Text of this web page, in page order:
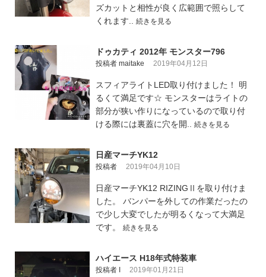
ズカットと相性が良く広範囲で照らして
くれます.. 続きを見る
ドゥカティ 2012年 モンスター796
投稿者 maitake 2019年04月12日
スフィアライトLED取り付けました！ 明
るくて満足です☆ モンスターはライトの
部分が狭い作りになっているので取り付
ける際には裏蓋に穴を開.. 続きを見る
日産マーチYK12
投稿者 2019年04月10日
日産マーチYK12 RIZINGⅡを取り付けま
した。 バンパーを外しての作業だったの
で少し大変でしたが明るくなって大満足
です。 続きを見る
ハイエース H18年式特装車
投稿者 I 2019年01月21日